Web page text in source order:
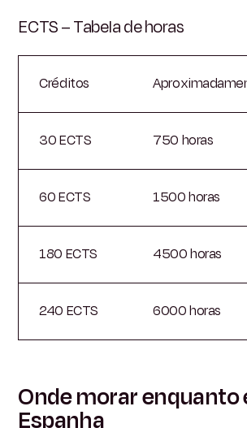
ECTS – Tabela de horas
Créditos
30 ECTS 750 horas
60 ECTS 1500 horas
180 ECTS 4500 horas
240 ECTS 6000 horas
Onde morar enquanto
Espanha